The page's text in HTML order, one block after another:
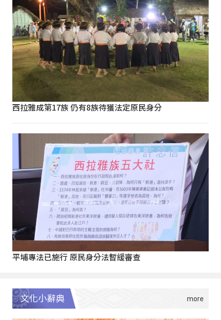
西拉雅成第17族 仍有8族待獲法定原民身分
平埔專法已施行 原民身分法暫緩審查
文化小辭典